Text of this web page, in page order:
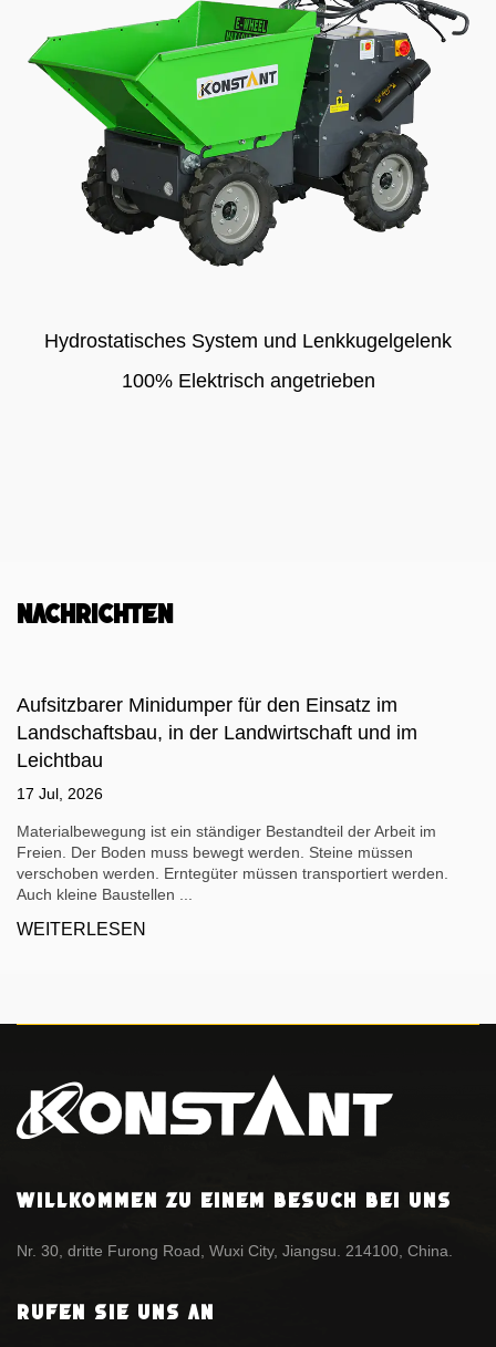
Hydrostatisches System und Lenkkugelgelenk
100% Elektrisch angetrieben
Nachrichten
Aufsitzbarer Minidumper für den Einsatz im
Landschaftsbau, in der Landwirtschaft und im
Leichtbau
17 Jul, 2026
Materialbewegung ist ein ständiger Bestandteil der Arbeit im
Freien. Der Boden muss bewegt werden. Steine ​​müssen
verschoben werden. Erntegüter müssen transportiert werden.
Auch kleine Baustellen ...
WEITERLESEN
Willkommen zu einem Besuch bei uns
Nr. 30, dritte Furong Road, Wuxi City, Jiangsu. 214100, China.
Rufen Sie uns an